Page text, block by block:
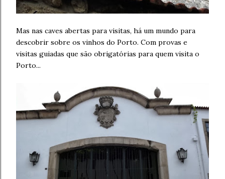
Mas nas caves abertas para visitas, há um mundo para
descobrir sobre os vinhos do Porto. Com provas e
visitas guiadas que são obrigatórias para quem visita o
Porto...